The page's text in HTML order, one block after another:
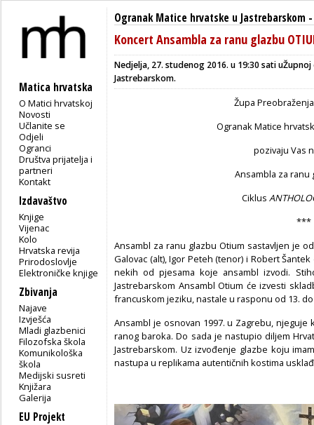
Matica hrvatska
O Matici hrvatskoj
Novosti
Učlanite se
Odjeli
Ogranci
Društva prijatelja i
partneri
Kontakt
Izdavaštvo
Knjige
Vijenac
Kolo
Hrvatska revija
Prirodoslovlje
Elektroničke knjige
Zbivanja
Najave
Izvješća
Mladi glazbenici
Filozofska škola
Komunikološka
škola
Medijski susreti
Knjižara
Galerija
EU Projekt
Ogranak Matice hrvatske u Jastrebarskom
Koncert Ansambla za ranu glazbu
Nedjelja, 27. studenog 2016. u 19:30 sati uŽupnoj
Jastrebarskom.
Župa
Ogranak Matice
pozivaju Vas
Ansambla za ranu
Ciklus
***
Ansambl za ranu glazbu Otium sastavljen je
Galovac (alt), Igor Peteh (tenor) i Robert
nekih od pjesama koje ansambl izvodi.
Jastrebarskom Ansambl Otium će izvesti
francuskom jeziku, nastale u rasponu od 13.
Ansambl je osnovan 1997. u Zagrebu, njeguje
ranog baroka. Do sada je nastupio diljem
Jastrebarskom. Uz izvođenje glazbe koju
nastupa u replikama autentičnih kostima